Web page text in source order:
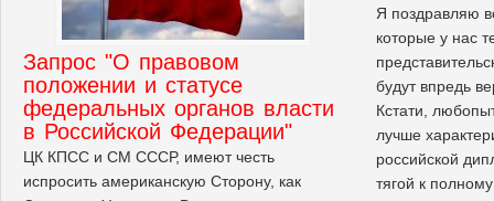
Я поздравляю
которые у нас
будут впредь
Кстати,
лучше
российской
тягой к
Запрос "О правовом
положении и статусе
федеральных органов власти
в Российской Федерации"
ЦК КПСС и СМ СССР, имеют честь
испросить американскую Сторону, как